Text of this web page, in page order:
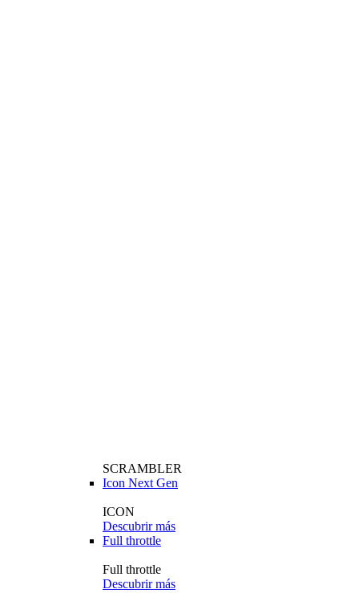
SCRAMBLER
Icon Next Gen
ICON
Descubrir más
Full throttle
Full throttle
Descubrir más